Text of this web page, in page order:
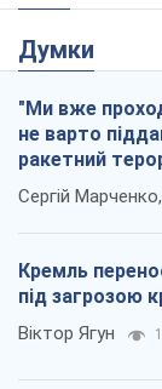
Думки
"Ми вже
не варто
ракетний
Сергій
Кремль
під загрозою
Віктор Ягун